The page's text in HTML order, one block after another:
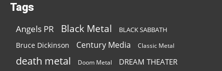
Tags
Angels PR Black Metal BLACK SABBATH
Bruce Dickinson Century Media Classic Metal
death metal Doom Metal DREAM THEATER